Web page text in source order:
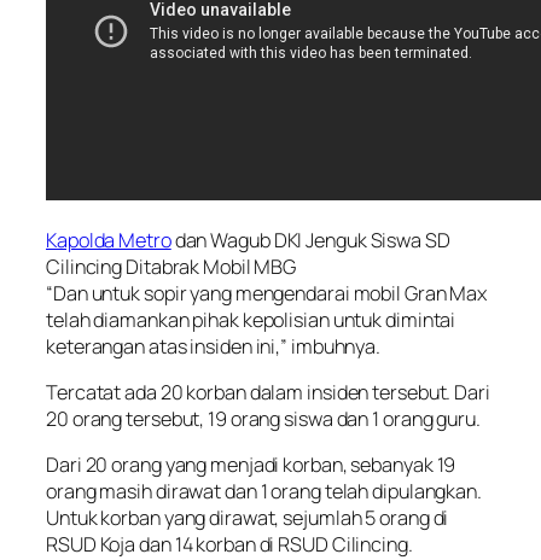
Kapolda Metrodan Wagub DKI Jenguk Siswa SD
Cilincing Ditabrak Mobil MBG
“Dan untuk sopir yang mengendarai mobil Gran Max
telah diamankan pihak kepolisian untuk dimintai
keterangan atas insiden ini,” imbuhnya.
Tercatat ada 20 korban dalam insiden tersebut. Dari
20 orang tersebut, 19 orang siswa dan 1 orang guru.
Dari 20 orang yang menjadi korban, sebanyak 19
orang masih dirawat dan 1 orang telah dipulangkan.
Untuk korban yang dirawat, sejumlah 5 orang di
RSUD Koja dan 14 korban di RSUD Cilincing.